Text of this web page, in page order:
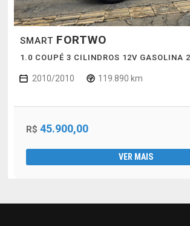
SMART FORTWO
1.0 COUPÉ 3 CILINDROS 12V GASOLINA
2010/2010 119.890 km
R$ 45.900,00
VER MAIS